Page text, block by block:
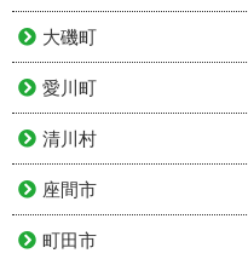
大磯町
愛川町
清川村
座間市
町田市